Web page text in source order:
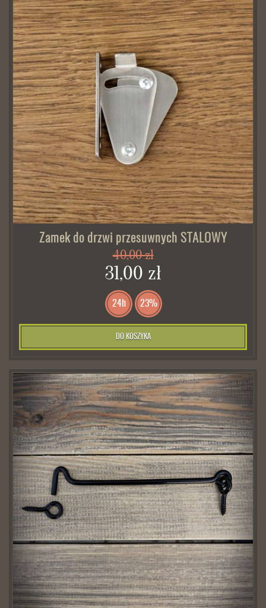
Zamek do drzwi przesuwnych STALOWY
40,00 zł
31,00 zł
24h 23%
DO KOSZYKA